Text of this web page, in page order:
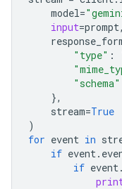
model=
input=prompt,
"type" :
"schema"
},
stream=True
)
for event in
if event.
if event.